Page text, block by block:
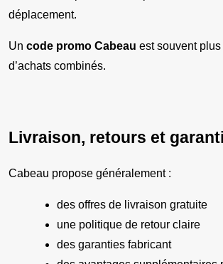
déplacement.
Un code promo Cabeau est souvent
d’achats combinés.
Livraison, retours et
Cabeau propose généralement :
des offres de livraison gratuite
une politique de retour claire
des garanties fabricant